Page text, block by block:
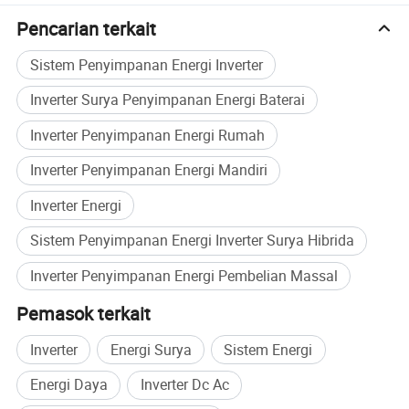
jaringan listrik yang kuat;
4.peralihan lancar antara koneksi grid dan off grid / daya aktif
bisa disesuaikan, terima penjadwalan;
5.EMS Terintegrasi memudahkan menetapkan waktu puncak
dan periode lembah;
6.dilengkapi dengan fungsi/ / DC source/black start;
7.ini cocok untuk berbagai skenario aplikasi penyimpanan energi
seperti perpindahan beban puncak, regulasi puncak dan regulasi
frekuensi, serta koneksi jaringan listrik baru tambahan.
Pencarian terkait
Sistem Penyimpanan Energi Inverter
Inverter Surya Penyimpanan Energi Baterai
Inverter Penyimpanan Energi Rumah
Inverter Penyimpanan Energi Mandiri
Inverter Energi
Sistem Penyimpanan Energi Inverter Surya Hibrida
Inverter Penyimpanan Energi Pembelian Massal
Pemasok terkait
Inverter Energi Surya
Sistem Energi
Energi Daya
Inverter Dc Ac